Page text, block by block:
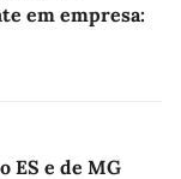
em empresa:
ES e de MG